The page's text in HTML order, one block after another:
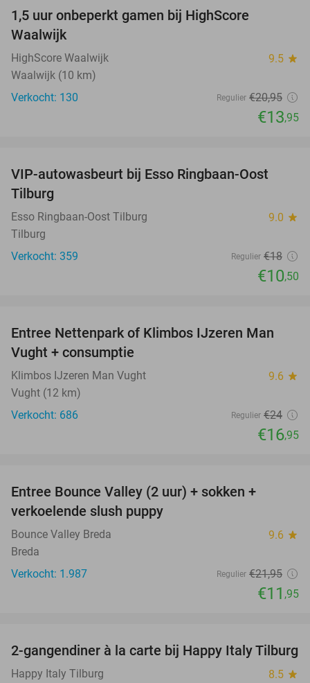
1,5 uur onbeperkt gamen bij HighScore
Waalwijk
HighScore Waalwijk 9.5 star
Waalwijk (10 km)
Verkocht: 130
Regulier €20,95
€13,95
42%
VIP-autowasbeurt bij Esso Ringbaan-Oost
Tilburg
Esso Ringbaan-Oost Tilburg 9.0 star
Tilburg
Verkocht: 359
Regulier €18
€10,50
29%
Entree Nettenpark of Klimbos IJzeren Man
Vught + consumptie
Klimbos IJzeren Man Vught 9.6 star
Vught (12 km)
Verkocht: 686
Regulier €24
€16,95
Entree Bounce Valley (2 uur) + sokken +
verkoelende slush puppy
Bounce Valley Breda 9.6 star
Breda
Verkocht: 1.987
Regulier €21,95
€11 ,95
35%
2-gangendiner à la carte bij Happy Italy Tilburg
Happy Italy Tilburg 8.5 star